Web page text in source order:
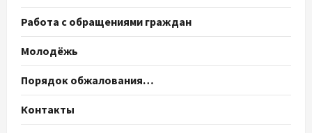
Работа с обращениями граждан
Молодёжь
Порядок обжалования…
Контакты